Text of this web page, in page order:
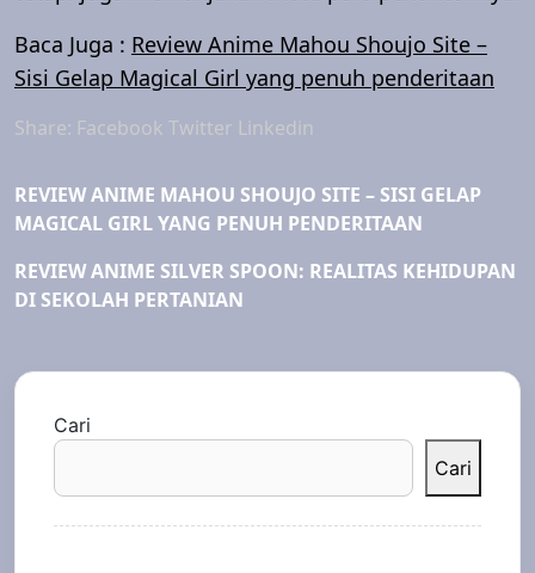
Baca Juga : Review Anime Mahou Shoujo Site –
Sisi Gelap Magical Girl yang penuh penderitaan
Share: Facebook Twitter Linkedin
REVIEW ANIME MAHOU SHOUJO SITE – SISI GELAP
MAGICAL GIRL YANG PENUH PENDERITAAN
REVIEW ANIME SILVER SPOON: REALITAS KEHIDUPAN
DI SEKOLAH PERTANIAN
Cari
Cari